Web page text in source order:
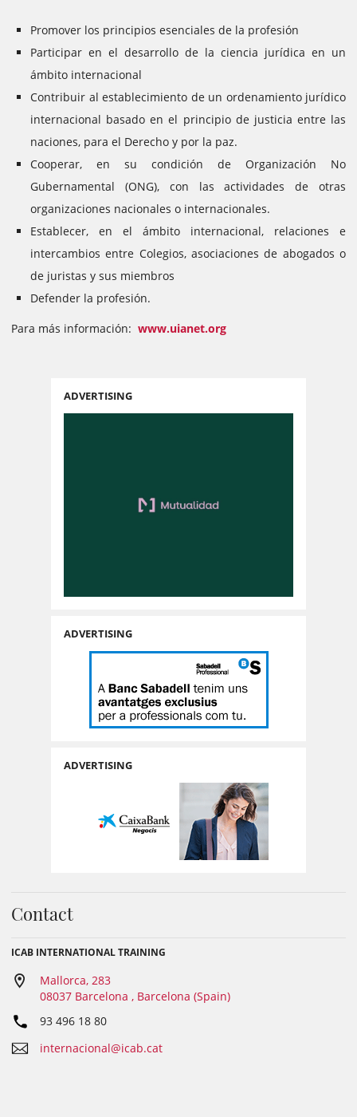
Promover los principios esenciales de la profesión
Participar en el desarrollo de la ciencia jurídica en un
ámbito internacional
Contribuir al establecimiento de un ordenamiento jurídico
internacional basado en el principio de justicia entre las
naciones, para el Derecho y por la paz.
Cooperar, en su condición de Organización No
Gubernamental (ONG), con las actividades de otras
organizaciones nacionales o internacionales.
Establecer, en el ámbito internacional, relaciones e
intercambios entre Colegios, asociaciones de abogados o
de juristas y sus miembros
Defender la profesión.
Para más información: www.uianet.org
ADVERTISING
ADVERTISING
ADVERTISING
Contact
ICAB INTERNATIONAL TRAINING
Mallorca, 283
08037 Barcelona , Barcelona (Spain)
93 496 18 80
internacional@icab.cat